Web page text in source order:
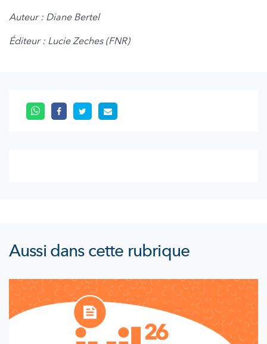
Auteur : Diane Bertel
Éditeur : Lucie Zeches (FNR)
Aussi dans cette rubrique